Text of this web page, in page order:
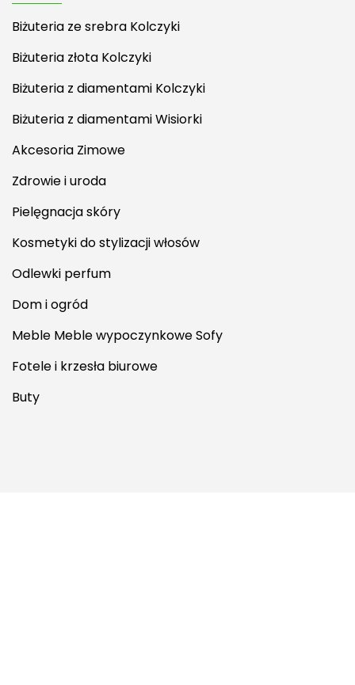
Biżuteria ze srebra Kolczyki
Biżuteria złota Kolczyki
Biżuteria z diamentami Kolczyki
Biżuteria z diamentami Wisiorki
Akcesoria Zimowe
Zdrowie i uroda
Pielęgnacja skóry
Kosmetyki do stylizacji włosów
Odlewki perfum
Dom i ogród
Meble Meble wypoczynkowe Sofy
Fotele i krzesła biurowe
Buty